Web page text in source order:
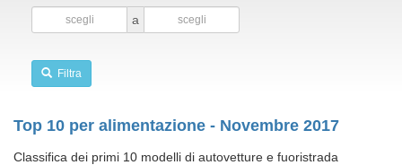
a
Filtra
Top 10 per alimentazione - Novembre 2017
Classifica dei primi 10 modelli di autovetture e fuoristrada